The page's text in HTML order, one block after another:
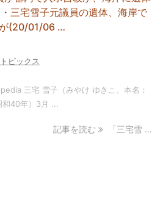
三宅雪子元議員の遺体、海岸で
(20/01/06 …
トピックス
三宅 雪子（みやけ ゆきこ、本名：
和40年）3月 ...
記事を読む 「三宅雪 ...